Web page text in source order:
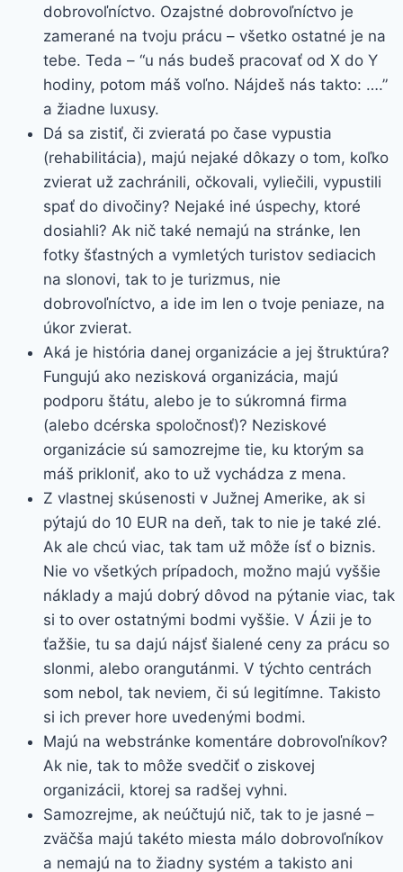
dobrovoľníctvo. Ozajstné dobrovoľníctvo je
zamerané na tvoju prácu – všetko ostatné je na
tebe. Teda – “u nás budeš pracovať od X do Y
hodiny, potom máš voľno. Nájdeš nás takto: ….”
a žiadne luxusy.
Dá sa zistiť, či zvieratá po čase vypustia
(rehabilitácia), majú nejaké dôkazy o tom, koľko
zvierat už zachránili, očkovali, vyliečili, vypustili
spať do divočiny? Nejaké iné úspechy, ktoré
dosiahli? Ak nič také nemajú na stránke, len
fotky šťastných a vymletých turistov sediacich
na slonovi, tak to je turizmus, nie
dobrovoľníctvo, a ide im len o tvoje peniaze, na
úkor zvierat.
Aká je história danej organizácie a jej štruktúra?
Fungujú ako nezisková organizácia, majú
podporu štátu, alebo je to súkromná firma
(alebo dcérska spoločnosť)? Neziskové
organizácie sú samozrejme tie, ku ktorým sa
máš prikloniť, ako to už vychádza z mena.
Z vlastnej skúsenosti v Južnej Amerike, ak si
pýtajú do 10 EUR na deň, tak to nie je také zlé.
Ak ale chcú viac, tak tam už môže ísť o biznis.
Nie vo všetkých prípadoch, možno majú vyššie
náklady a majú dobrý dôvod na pýtanie viac, tak
si to over ostatnými bodmi vyššie. V Ázii je to
ťažšie, tu sa dajú nájsť šialené ceny za prácu so
slonmi, alebo orangutánmi. V týchto centrách
som nebol, tak neviem, či sú legitímne. Takisto
si ich prever hore uvedenými bodmi.
Majú na webstránke komentáre dobrovoľníkov?
Ak nie, tak to môže svedčiť o ziskovej
organizácii, ktorej sa radšej vyhni.
Samozrejme, ak neúčtujú nič, tak to je jasné –
zväčša majú takéto miesta málo dobrovoľníkov
a nemajú na to žiadny systém a takisto ani